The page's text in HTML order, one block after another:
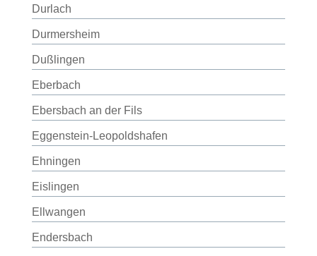
Durlach
Durmersheim
Dußlingen
Eberbach
Ebersbach an der Fils
Eggenstein-Leopoldshafen
Ehningen
Eislingen
Ellwangen
Endersbach